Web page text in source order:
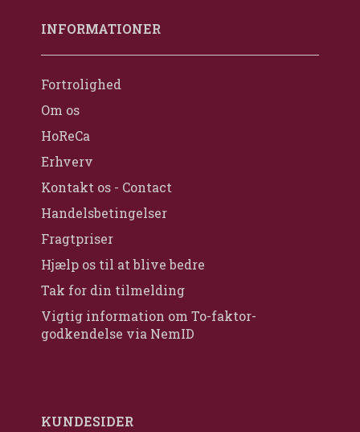
INFORMATIONER
Fortrolighed
Om os
HoReCa
Erhverv
Kontakt os - Contact
Handelsbetingelser
Fragtpriser
Hjælp os til at blive bedre
Tak for din tilmelding
Vigtig information om To-faktor-
godkendelse via NemID
KUNDESIDER